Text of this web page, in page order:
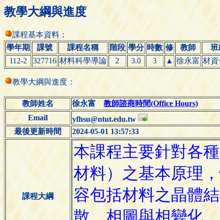
教學大綱與進度
課程基本資料：
學年期
課號 課程名稱 階段 學分 時數 修 教師
班
112-2
327716 材料科學導論 2 3.0 3 ▲ 徐永富 材
教學大綱與進度：
教師姓名 徐永富教師諮商時間(Office Hours)
Email
yfhsu@ntut.edu.tw
最後更新時間
2024-05-01 13:57:33
課程大綱